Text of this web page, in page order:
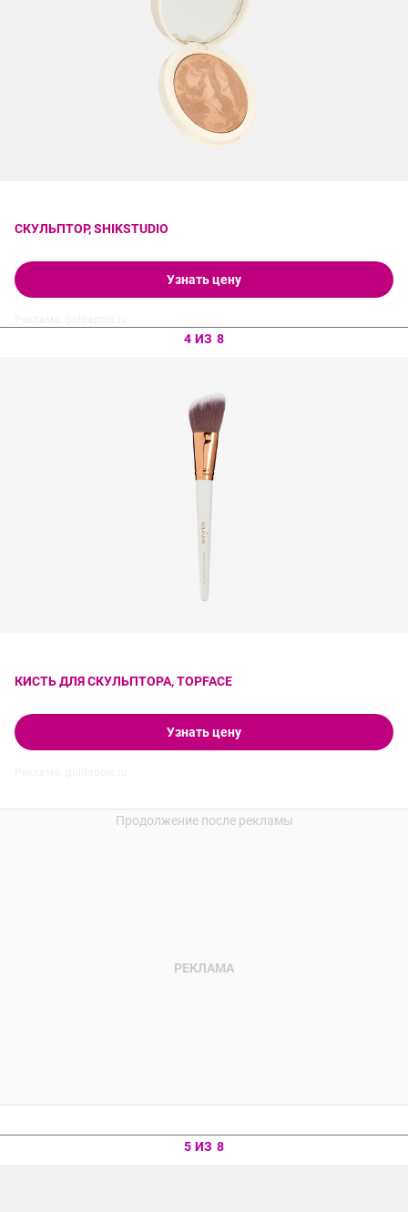
СКУЛЬПТОР, SHIKSTUDIO
Узнать цену
4 ИЗ 8
КИСТЬ ДЛЯ СКУЛЬПТОРА, TOPFACE
Узнать цену
5 ИЗ 8